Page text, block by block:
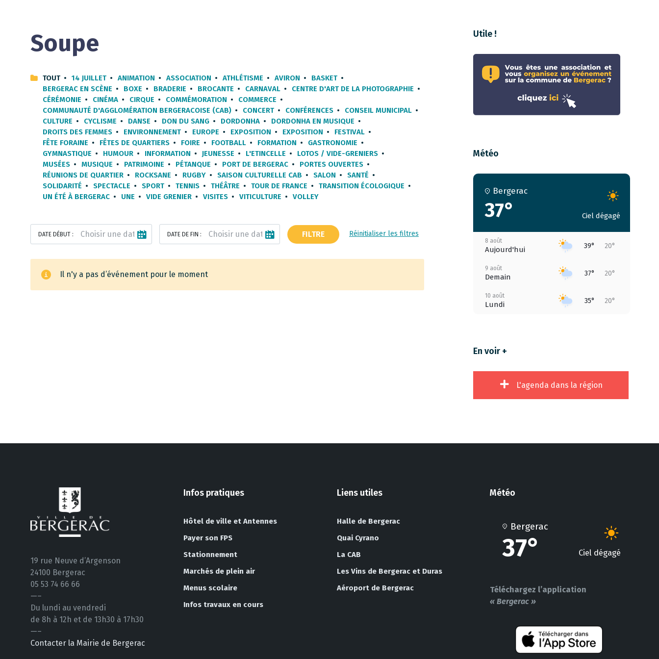
Soupe
TOUT 14 JUILLET ANIMATION ASSOCIATION ATHLÉTISME AVIRON
BASKET
BERGERAC EN SCÈNE
BOXE BRADERIE BROCANTE CARNAVAL
CENTRE D'ART DE LA PHOTOGRAPHIE
CÉRÉMONIE
CINÉMA CIRQUE COMMÉMORATION
COMMERCE
COMMUNAUTÉ D'AGGLOMÉRATION BERGERACOISE (CAB)
CONCERT CONFÉRENCES
CONSEIL MUNICIPAL
CULTURE
CYCLISME DANSE DON DU SANG DORDONHA
DORDONHA EN MUSIQUE
DROITS DES FEMMES
ENVIRONNEMENT EUROPE EXPOSITION EXPOSITION
FESTIVAL
FÊTE FORAINE
FÊTES DE QUARTIERS FOIRE FOOTBALL FORMATION
GASTRONOMIE
GYMNASTIQUE
HUMOUR INFORMATION JEUNESSE L'ETINCELLE
LOTOS / VIDE-GRENIERS
MUSÉES
MUSIQUE PATRIMOINE PÉTANQUE PORT DE BERGERAC
PORTES OUVERTES
RÉUNIONS DE QUARTIER
ROCKSANE RUGBY SAISON CULTURELLE CAB SALON
SANTÉ
SOLIDARITÉ
SPECTACLE SPORT TENNIS THÉÂTRE TOUR DE FRANCE
TRANSITION ÉCOLOGIQUE
UN ÉTÉ À BERGERAC
UNE VIDE GRENIER VISITES VITICULTURE VOLLEY
DATE DÉBUT : DATE DE FIN : FILTRE Réinitialiser les filtres
Il n'y a pas d’événement pour le moment
Utile !
Météo
Bergerac
37° Ciel dégagé
8 août
Aujourd'hui 39° 20°
9 août
Demain 37° 20°
10 août
Lundi 35° 20°
12 août
13 août
Jeudi 41°
En voir +
L'agenda dans la région
19 rue Neuve d’Argenson
24100 Bergerac
05 53 74 66 66
—–
Du lundi au vendredi
de 8h à 12h et de 13h30 à 17h30
—–
Contacter la Mairie de Bergerac
Infos pratiques
Hôtel de ville et Antennes
Payer son FPS
Stationnement
Marchés de plein air
Menus scolaire
Infos travaux en cours
Liens utiles
Halle de Bergerac
Quai Cyrano
La CAB
Les Vins de Bergerac et Duras
Aéroport de Bergerac
Météo
Bergerac
37° Ciel dégagé
Téléchargez l’application
« Bergerac »